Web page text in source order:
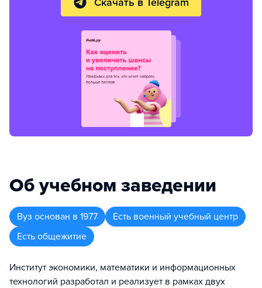
Об учебном заведении
Вуз основан в 1977
Есть военный учебный центр
Есть общежитие
Институт экономики, математики и информационных
технологий разработал и реализует в рамках двух